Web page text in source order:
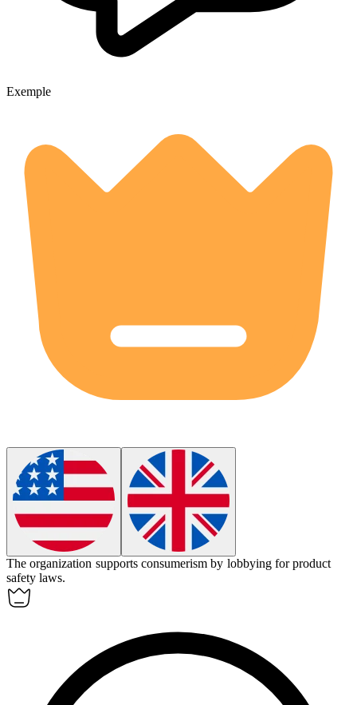
Exemple
The organization supports consumerism by lobbying for product
safety laws.